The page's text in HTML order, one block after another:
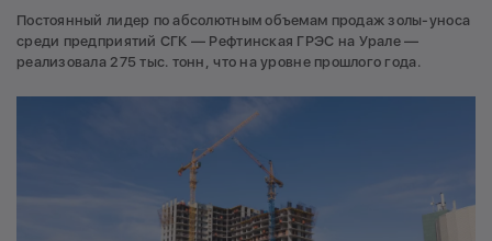
Постоянный лидер по абсолютным объемам продаж золы-уноса
среди предприятий СГК — Рефтинская ГРЭС на Урале —
реализовала 275 тыс. тонн, что на уровне прошлого года.